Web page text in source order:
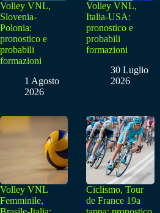
Volley VNL,
Slovenia-
Polonia:
pronostico e
probabili
formazioni
1 Agosto
2026
Volley VNL,
Italia-USA:
pronostico e
probabili
formazioni
30 Luglio
2026
Volley VNL
Femminile,
Ciclismo, Tour
de France 19a